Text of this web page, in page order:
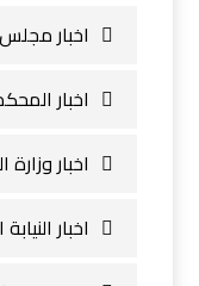
اخبار
اخبار
اخبار
اخبار